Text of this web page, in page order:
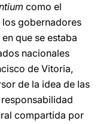
como el
gobernadores
que se estaba
nacionales
de Vitoria,
de la idea de las
compartida por